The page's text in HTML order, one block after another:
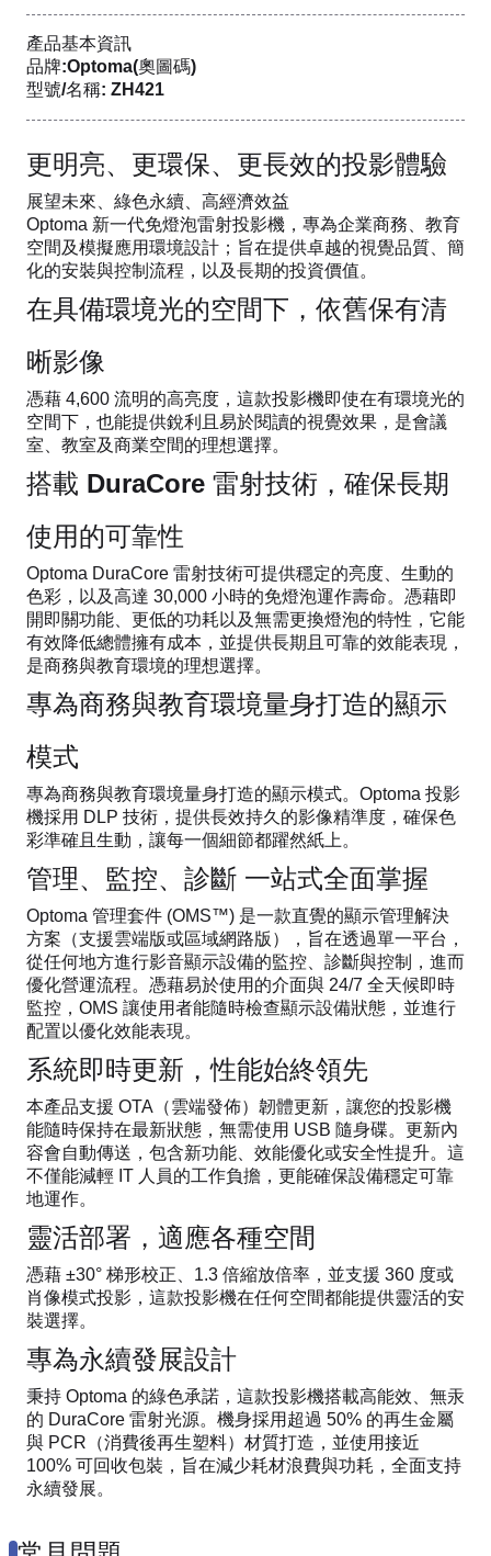
產品基本資訊
品牌:Optoma(奧圖碼)
型號/名稱: ZH421
更明亮、更環保、更長效的投影體驗
展望未來、綠色永續、高經濟效益
Optoma 新一代免燈泡雷射投影機，專為企業商務、教育
空間及模擬應用環境設計；旨在提供卓越的視覺品質、簡
化的安裝與控制流程，以及長期的投資價值。
在具備環境光的空間下，依舊保有清
晰影像
憑藉 4,600 流明的高亮度，這款投影機即使在有環境光的
空間下，也能提供銳利且易於閱讀的視覺效果，是會議
室、教室及商業空間的理想選擇。
搭載 DuraCore 雷射技術，確保長期
使用的可靠性
Optoma DuraCore 雷射技術可提供穩定的亮度、生動的
色彩，以及高達 30,000 小時的免燈泡運作壽命。憑藉即
開即關功能、更低的功耗以及無需更換燈泡的特性，它能
有效降低總體擁有成本，並提供長期且可靠的效能表現，
是商務與教育環境的理想選擇。
專為商務與教育環境量身打造的顯示
模式
專為商務與教育環境量身打造的顯示模式。Optoma 投影
機採用 DLP 技術，提供長效持久的影像精準度，確保色
彩準確且生動，讓每一個細節都躍然紙上。
管理、監控、診斷 一站式全面掌握
Optoma 管理套件 (OMS™) 是一款直覺的顯示管理解決
方案（支援雲端版或區域網路版），旨在透過單一平台，
從任何地方進行影音顯示設備的監控、診斷與控制，進而
優化營運流程。憑藉易於使用的介面與 24/7 全天候即時
監控，OMS 讓使用者能隨時檢查顯示設備狀態，並進行
配置以優化效能表現。
系統即時更新，性能始終領先
本產品支援 OTA（雲端發佈）韌體更新，讓您的投影機
能隨時保持在最新狀態，無需使用 USB 隨身碟。更新內
容會自動傳送，包含新功能、效能優化或安全性提升。這
不僅能減輕 IT 人員的工作負擔，更能確保設備穩定可靠
地運作。
靈活部署，適應各種空間
憑藉 ±30° 梯形校正、1.3 倍縮放倍率，並支援 360 度或
肖像模式投影，這款投影機在任何空間都能提供靈活的安
裝選擇。
專為永續發展設計
秉持 Optoma 的綠色承諾，這款投影機搭載高能效、無汞
的 DuraCore 雷射光源。機身採用超過 50% 的再生金屬
與 PCR（消費後再生塑料）材質打造，並使用接近
100% 可回收包裝，旨在減少耗材浪費與功耗，全面支持
永續發展。